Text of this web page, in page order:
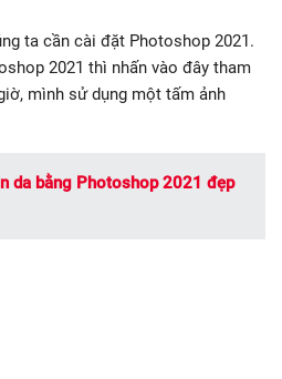
ta cần cài đặt Photoshop 2021.
2021 thì nhấn vào đây tham
mình sử dụng một tấm ảnh
da bằng Photoshop 2021 đẹp